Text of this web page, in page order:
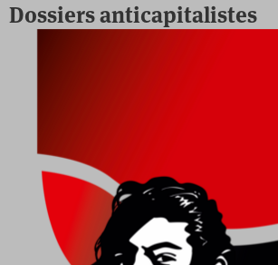
Dossiers anticapitalistes